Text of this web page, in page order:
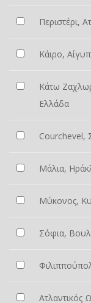
Περιστέρι,
Κάιρο,
Κάτω
Ελλάδα
Courchevel,
Μάλια,
Μύκονος,
Σόφια,
Ατλαντικός